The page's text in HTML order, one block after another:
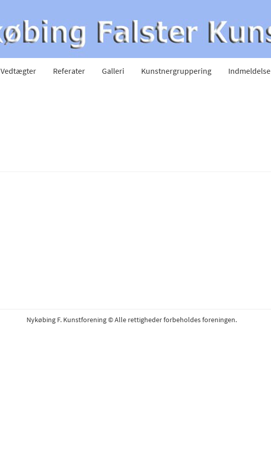
Vedtægter Referater Galleri Kunstnergruppering Indmeldelse
Nykøbing F. Kunstforening © Alle rettigheder forbeholdes foreningen.